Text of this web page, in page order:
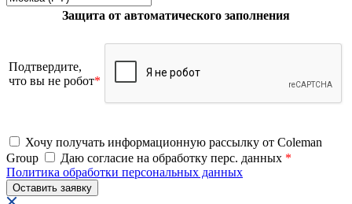
Защита от автоматического заполнения
Подтвердите,
что вы не робот*
Хочу получать информационную рассылку от Coleman
Group
Даю согласие на обработку перс. данных *
Политика обработки персональных данных